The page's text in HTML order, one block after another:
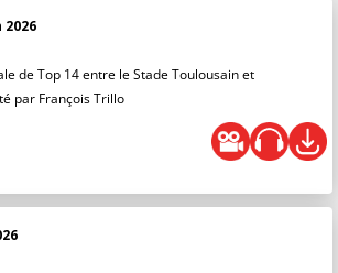
2026
de Top 14 entre le Stade Toulousain et
par François Trillo